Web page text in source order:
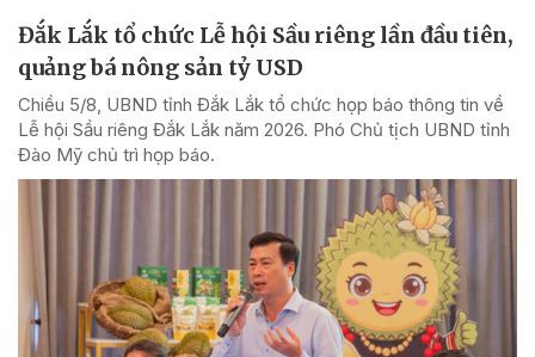
Đắk Lắk tổ chức Lễ hội Sầu riêng lần đầu tiên,
quảng bá nông sản tỷ USD
Chiều 5/8, UBND tỉnh Đắk Lắk tổ chức họp báo thông tin về
Lễ hội Sầu riêng Đắk Lắk năm 2026. Phó Chủ tịch UBND tỉnh
Đào Mỹ chủ trì họp báo.